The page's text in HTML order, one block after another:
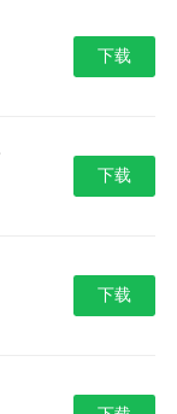
下载
下载
下载